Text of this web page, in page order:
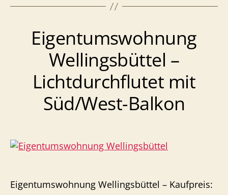
–
mit
Eigentumswohnung
Wellingsbüttel –
Lichtdurchflutet mit
Süd/West-Balkon
Eigentumswohnung Wellingsbüttel – Kaufpreis: